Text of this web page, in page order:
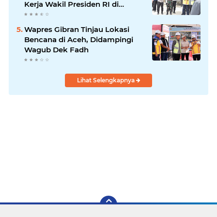
Kerja Wakil Presiden RI di
Kabupaten Bireuen
Wapres Gibran Tinjau Lokasi
Bencana di Aceh, Didampingi
Wagub Dek Fadh
Lihat Selengkapnya